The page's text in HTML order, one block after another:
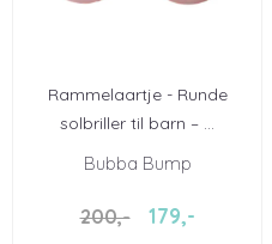
Rammelaartje - Runde
solbriller til barn – ...
Bubba Bump
200,- 179,-